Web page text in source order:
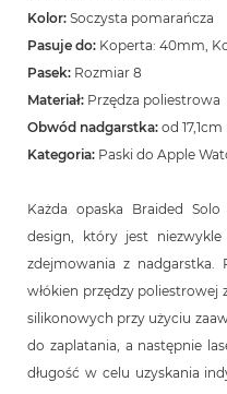
Kolor: Soczysta pomarańcza
Pasuje do: Koperta: 40mm,
Pasek: Rozmiar 8
Materiał: Przędza poliestrowa
Obwód nadgarstka: od
Kategoria: Paski do Apple
Każda opaska Braided
design, który jest
zdejmowania z nadgarstka.
włókien przędzy poliestrowej
silikonowych przy użyciu
do zaplatania, a następnie
długość w celu uzyskania